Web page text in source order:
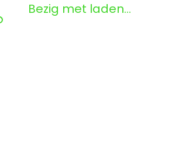
Bezig met laden...